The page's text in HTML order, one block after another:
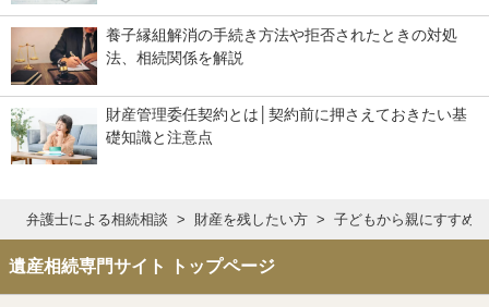
養子縁組解消の手続き方法や拒否されたときの対処
法、相続関係を解説
財産管理委任契約とは│契約前に押さえておきたい基
礎知識と注意点
弁護士による相続相談 財産を残したい方 子どもから親にすすめ
遺産相続専門サイト トップページ